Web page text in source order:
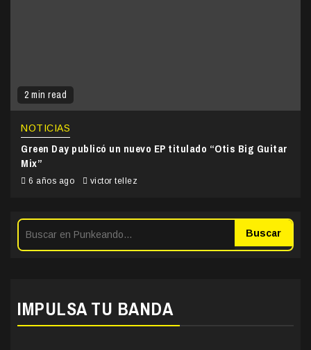
2 min read
NOTICIAS
Green Day publicó un nuevo EP titulado “Otis Big Guitar
Mix”
6 años ago victor tellez
Buscar
IMPULSA TU BANDA